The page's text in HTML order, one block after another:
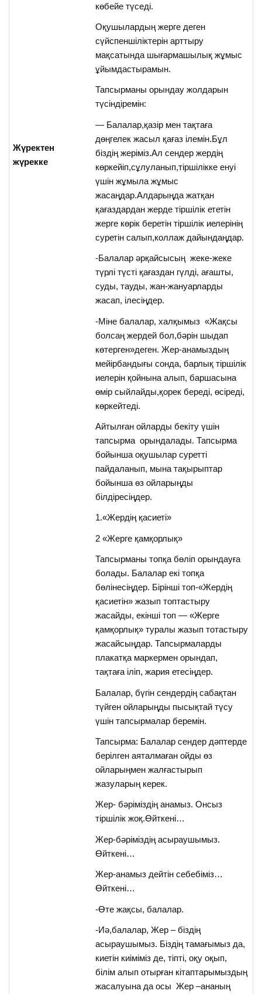
Жүректен
жүрекке
көбейе түседі.
Оқушылардың жерге деген
сүйспеншіліктерін арттыру
мақсатында шығармашылық жұмыс
ұйымдастырамын.
Тапсырманы орындау жолдарын
түсіндіремін:
— Балалар,қазір мен тақтаға
дөңгелек жасыл қағаз ілемін.Бұл
біздің жеріміз.Ал сендер жердің
көркейіп,сұлуланып,тіршілікке енуі
үшін жұмыла жұмыс
жасаңдар.Алдарыңда жатқан
қағаздардан жерде тіршілік ететін
жерге көрік беретін тіршілік иелерінің
суретін салып,коллаж дайындаңдар.
-Балалар әрқайсысың жеке-жеке
түрлі түсті қағаздан гүлді, ағашты,
суды, тауды, жан-жануарларды
жасап, ілесіңдер.
-Міне балалар, халқымыз «Жақсы
болсаң жердей бол,бәрін шыдап
көтерген»деген. Жер-анамыздың
мейірбандығы сонда, барлық тіршілік
иелерін қойнына алып, баршасына
өмір сыйлайды,қорек береді, өсіреді,
көркейтеді.
Айтылған ойларды бекіту үшін
тапсырма орындалады. Тапсырма
бойынша оқушылар суретті
пайдаланып, мына тақырыптар
бойынша өз ойларыңды
білдіресіңдер.
1.«Жердің қасиеті»
2 «Жерге қамқорлық»
Тапсырманы топқа бөліп орындауға
болады. Балалар екі топқа
бөлінесіңдер. Бірінші топ-«Жердің
қасиетін» жазып топтастыру
жасайды, екінші топ — «Жерге
қамқорлық» туралы жазып тотастыру
жасайсыңдар. Тапсырмаларды
плакатқа маркермен орындап,
тақтаға іліп, жария етесіңдер.
Балалар, бүгін сендердің сабақтан
түйген ойларыңды пысықтай түсу
үшін тапсырмалар беремін.
Тапсырма: Балалар сендер дәптерде
берілген аяталмаған ойды өз
ойларыңмен жалғастырып
жазуларың керек.
Жер- бәріміздің анамыз. Онсыз
тіршілік жоқ.Өйткені…
Жер-бәріміздің асыраушымыз.
Өйткені…
Жер-анамыз дейтін себебіміз…
Өйткені…
-Өте жақсы, балалар.
-Иә,балалар, Жер – біздің
асыраушымыз. Біздің тамағымыз да,
киетін киіміміз де, тіпті, оқу оқып,
білім алып отырған кітаптарымыздың
жасалуына да осы Жер –ананың